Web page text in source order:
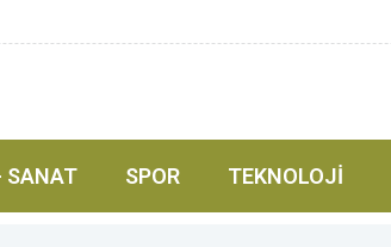
SANAT SPOR TEKNOLOJI